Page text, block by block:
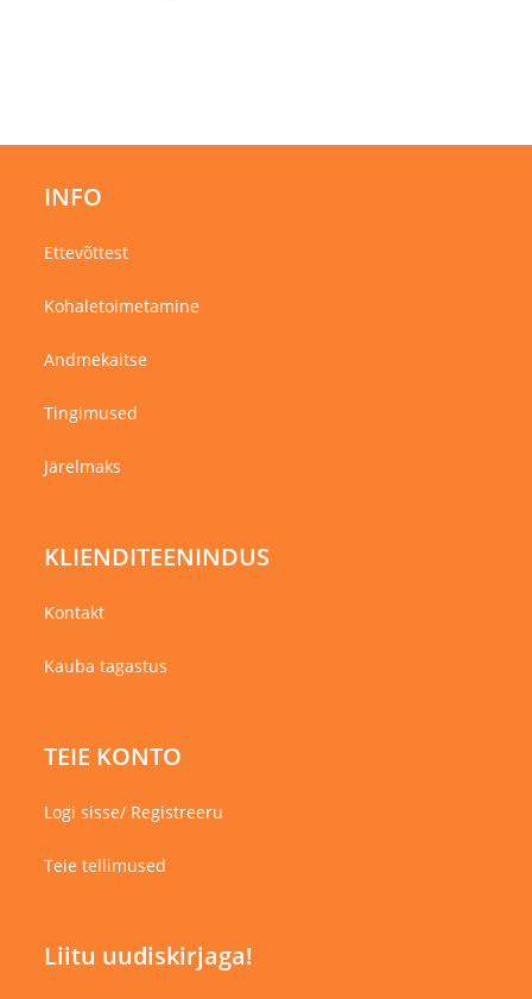
INFO
Ettevõttest
Kohaletoimetamine
Andmekaitse
Tingimused
Järelmaks
KLIENDITEENINDUS
Kontakt
Kauba tagastus
TEIE KONTO
Logi sisse/ Registreeru
Teie tellimused
Liitu uudiskirjaga!